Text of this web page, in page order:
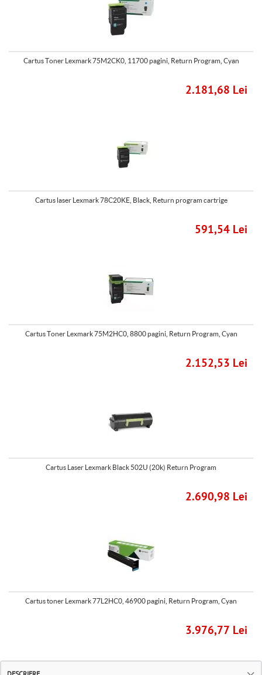
Cartus Toner Lexmark 75M2CK0, 11700 pagini, Return Program, Cyan
2.181,68 Lei
Cartus laser Lexmark 78C20KE, Black, Return program cartrige
591,54 Lei
Cartus Toner Lexmark 75M2HC0, 8800 pagini, Return Program, Cyan
2.152,53 Lei
Cartus Laser Lexmark Black 502U (20k) Return Program
2.690,98 Lei
Cartus toner Lexmark 77L2HC0, 46900 pagini, Return Program, Cyan
3.976,77 Lei